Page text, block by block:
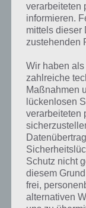
Eine weitere oft
Eleven ist die
Aufstellungsmenü,
einem weiteren
Die Pfeile in Top
Spielers an. Sei
auszurichten, denn
Defensive zu
den DMC oder
wenn sie mit im
beispielsweise MC
viele Offensivkräfte
verarbeiteten
informieren.
mittels dieser
zustehenden
Wir haben
zahlreiche
Maßnahmen
lückenlosen
verarbeiteten
Schutz nicht
diesem
frei,
alternativen